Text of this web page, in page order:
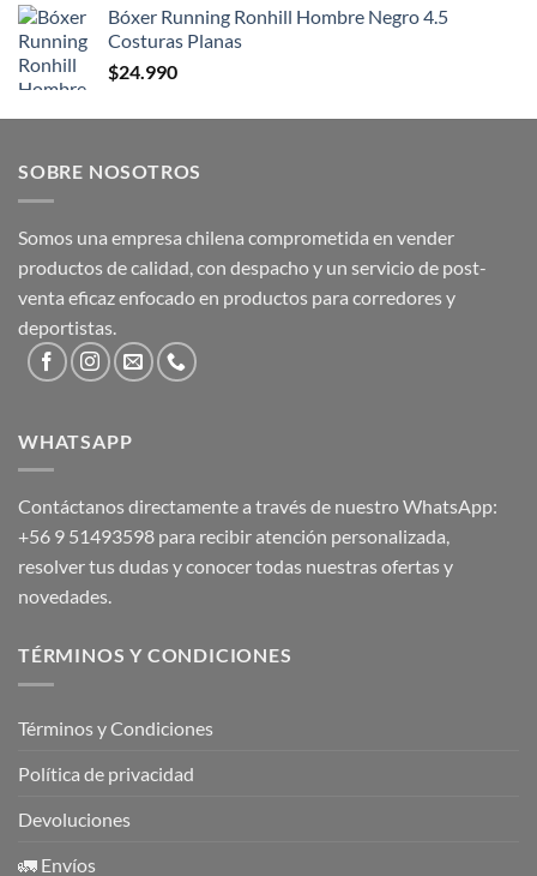
Bóxer Running Ronhill Hombre Negro 4.5
Costuras Planas
$24.990
SOBRE NOSOTROS
Somos una empresa chilena comprometida en vender
productos de calidad, con despacho y un servicio de post-
venta eficaz enfocado en productos para corredores y
deportistas.
WHATSAPP
Contáctanos directamente a través de nuestro WhatsApp:
+56 9 51493598 para recibir atención personalizada,
resolver tus dudas y conocer todas nuestras ofertas y
novedades.
TÉRMINOS Y CONDICIONES
Términos y Condiciones
Política de privacidad
Devoluciones
🚛 Envíos